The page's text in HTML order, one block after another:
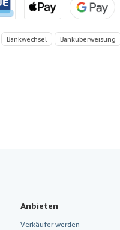
Bankwechsel Banküberweisung
Anbieten
Verkäufer werden